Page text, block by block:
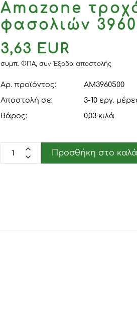
Amazone
φασολιών
3,63 EUR
συμπ. ΦΠΑ, συνΈξοδα αποστολής
Αρ. προϊόντος:
AM3960500
Αποστολή σε:
3-10 εργ.
Βάρος:
0,03 κιλά
Προσθήκη στο